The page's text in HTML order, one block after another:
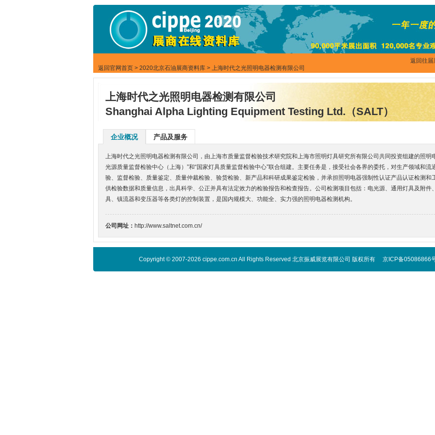
返回往届
返回官网首页 > 2020北京石油展商资料库 > 上海时代之光照明电器检测有限公司
上海时代之光照明电器检测有限公司
Shanghai Alpha Lighting Equipment Testing Ltd.（SALT）
企业概况 产品及服务
上海时代之光照明电器检测有限公司，由上海市质量监督检验技术研究院和上海市照明灯具研究所有限公司共同投资组建的照明
光源质量监督检验中心（上海）”和“国家灯具质量监督检验中心”联合组建。主要任务是，接受社会各界的委托，对生产领域和
验、监督检验、质量鉴定、质量仲裁检验、验货检验、新产品和科研成果鉴定检验，并承担照明电器强制性认证产品认证检测和
供检验数据和质量信息，出具科学、公正并具有法定效力的检验报告和检查报告。公司检测项目包括：电光源、通用灯具及附
具、镇流器和变压器等各类灯的控制装置，是国内规模大、功能全、实力强的照明电器检测机构。
公司网址： http://www.saltnet.com.cn/
Copyright © 2007-2026 cippe.com.cn All Rights Reserved 北京振威展览有限公司 版权所有 京ICP备